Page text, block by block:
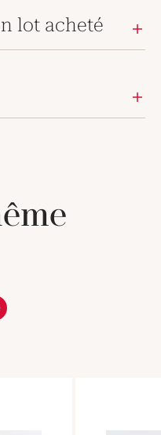
lot acheté